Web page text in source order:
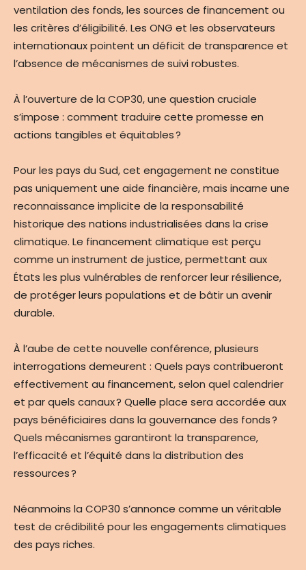
ventilation des fonds, les sources de financement ou
les critères d’éligibilité. Les ONG et les observateurs
internationaux pointent un déficit de transparence et
l’absence de mécanismes de suivi robustes.
À l’ouverture de la COP30, une question cruciale
s’impose : comment traduire cette promesse en
actions tangibles et équitables ?
Pour les pays du Sud, cet engagement ne constitue
pas uniquement une aide financière, mais incarne une
reconnaissance implicite de la responsabilité
historique des nations industrialisées dans la crise
climatique. Le financement climatique est perçu
comme un instrument de justice, permettant aux
États les plus vulnérables de renforcer leur résilience,
de protéger leurs populations et de bâtir un avenir
durable.
À l’aube de cette nouvelle conférence, plusieurs
interrogations demeurent : Quels pays contribueront
effectivement au financement, selon quel calendrier
et par quels canaux ? Quelle place sera accordée aux
pays bénéficiaires dans la gouvernance des fonds ?
Quels mécanismes garantiront la transparence,
l’efficacité et l’équité dans la distribution des
ressources ?
Néanmoins la COP30 s’annonce comme un véritable
test de crédibilité pour les engagements climatiques
des pays riches.